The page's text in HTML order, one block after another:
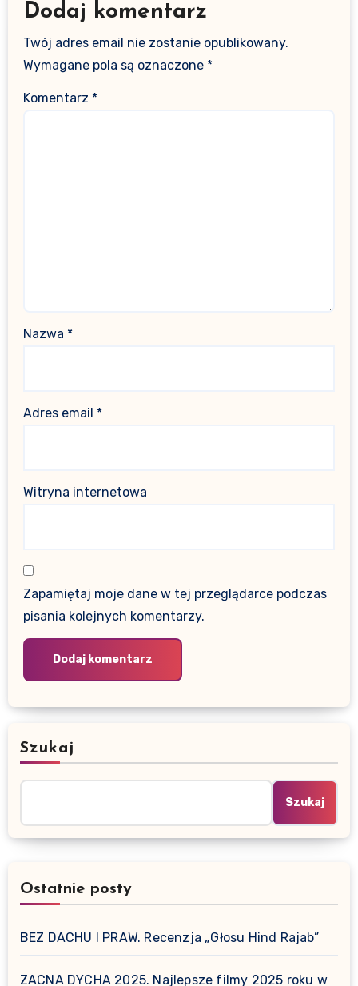
Dodaj komentarz
Twój adres email nie zostanie opublikowany.
Wymagane pola są oznaczone *
Komentarz *
Nazwa *
Adres email *
Witryna internetowa
Zapamiętaj moje dane w tej przeglądarce podczas
pisania kolejnych komentarzy.
Szukaj
Szukaj
Ostatnie posty
BEZ DACHU I PRAW. Recenzja „Głosu Hind Rajab”
ZACNA DYCHA 2025. Najlepsze filmy 2025 roku w